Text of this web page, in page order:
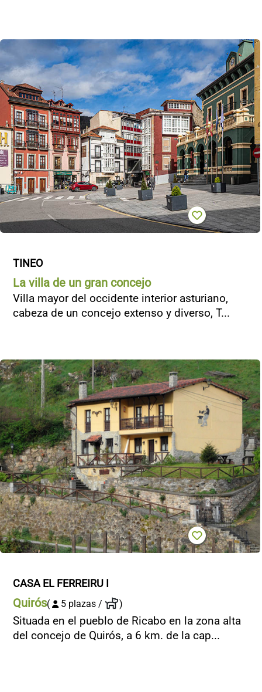
TINEO
La villa de un gran concejo
Villa mayor del occidente interior asturiano,
cabeza de un concejo extenso y diverso, T...
I
CASA EL FERREIRU I
Quirós( 5 plazas / )
Situada en el pueblo de Ricabo en la zona alta
del concejo de Quirós, a 6 km. de la cap...